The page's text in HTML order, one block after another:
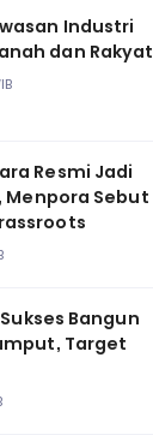
Industri
dan Rakyat
Resmi Jadi
Menpora Sebut
Bangun
Target